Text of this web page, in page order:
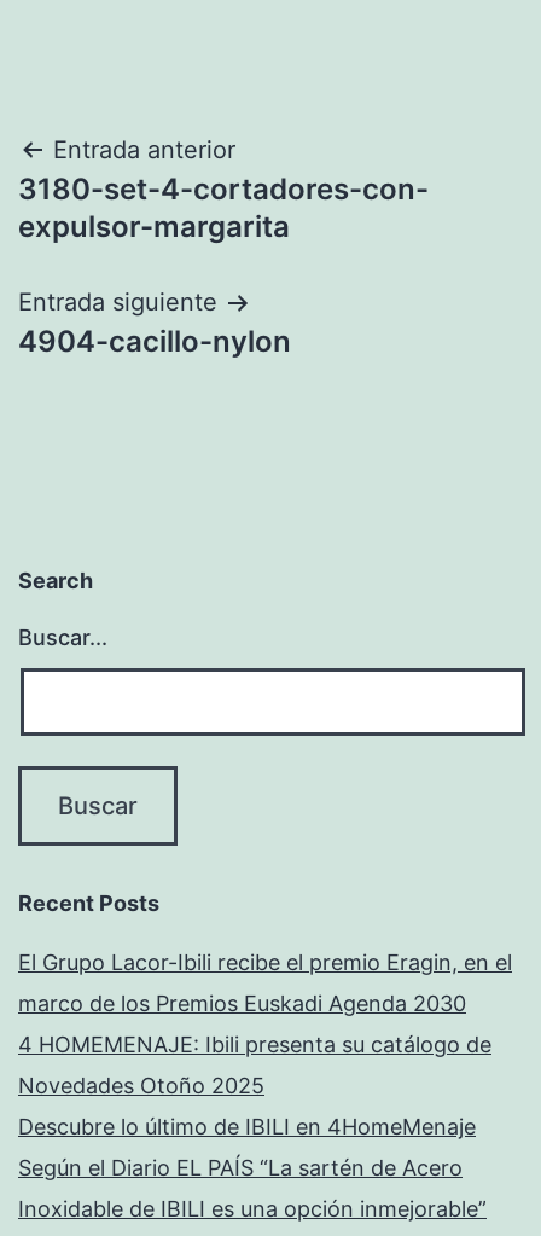
Navegación
de
Entrada anterior
3180-set-4-cortadores-con-
expulsor-margarita
Entrada siguiente
4904-cacillo-nylon
Search
Buscar...
Recent Posts
El Grupo Lacor-Ibili recibe el premio Eragin, en el
marco de los Premios Euskadi Agenda 2030
4 HOMEMENAJE: Ibili presenta su catálogo de
Novedades Otoño 2025
Descubre lo último de IBILI en 4HomeMenaje
Según el Diario EL PAÍS “La sartén de Acero
Inoxidable de IBILI es una opción inmejorable”